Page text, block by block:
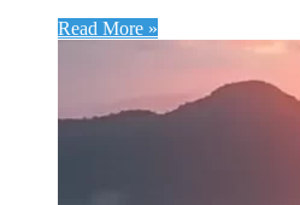
Read More »